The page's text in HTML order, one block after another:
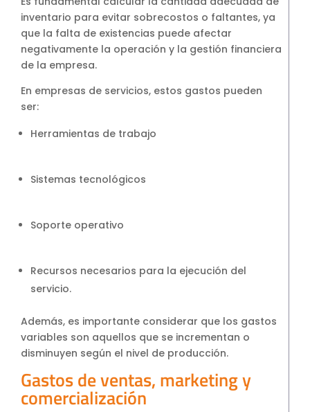
inventario para evitar sobrecostos o faltantes, ya
que la falta de existencias puede afectar
negativamente la operación y la gestión financiera
de la empresa.
En empresas de servicios, estos gastos pueden
ser:
Herramientas de trabajo
Sistemas tecnológicos
Soporte operativo
Recursos necesarios para la ejecución del
servicio.
Además, es importante considerar que los gastos
variables son aquellos que se incrementan o
disminuyen según el nivel de producción.
Gastos de ventas, marketing y
comercialización